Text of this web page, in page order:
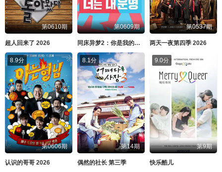
第0610期
超人回来了 2026
第0609期
同床异梦2：你是我的命运 2026
第0537期
两天一夜第四季 2026
8.9分
第0606期
认识的哥哥 2026
8.1分
第14期
偶然的社长 第三季
9.0分
第9期
快乐酷儿